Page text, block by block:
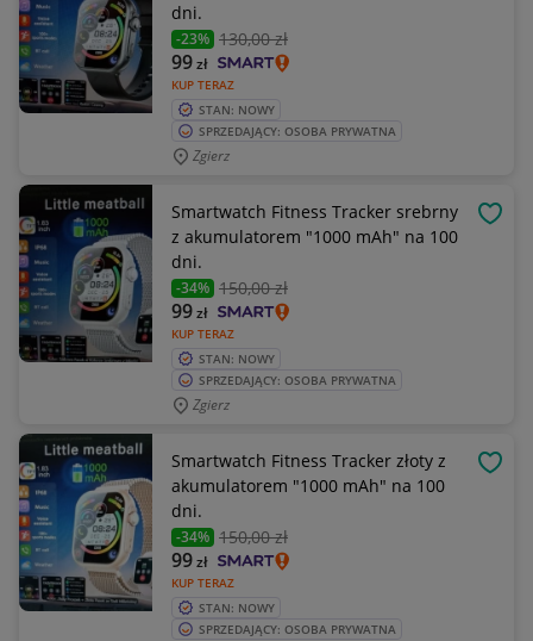
dni.
-23% 130,00 zł
KUP TERAZ
99zł
STAN: NOWY
SPRZEDAJĄCY: OSOBA PRYWATNA
Zgierz
Smartwatch Fitness Tracker srebrny
z akumulatorem "1000 mAh" na 100
dni.
-34% 150,00 zł
KUP TERAZ
99zł
STAN: NOWY
SPRZEDAJĄCY: OSOBA PRYWATNA
Zgierz
Smartwatch Fitness Tracker złoty z
akumulatorem "1000 mAh" na 100
dni.
-34% 150,00 zł
KUP TERAZ
99zł
STAN: NOWY
SPRZEDAJĄCY: OSOBA PRYWATNA